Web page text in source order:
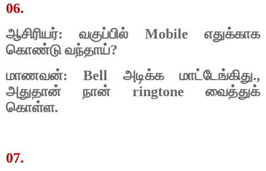
06.
ஆசிரியர்: வகுப்பில் Mobile எதுக்காக
கொண்டு வந்தாய்?
மாணவன்: Bell அடிக்க மாட்டேங்கிது.,
அதுதான் நான் ringtone வைத்துக்
கொள்ள.
07.